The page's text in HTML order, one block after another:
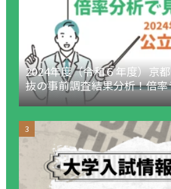
2024年度（令和６年度）京
抜の事前調査結果分析！倍